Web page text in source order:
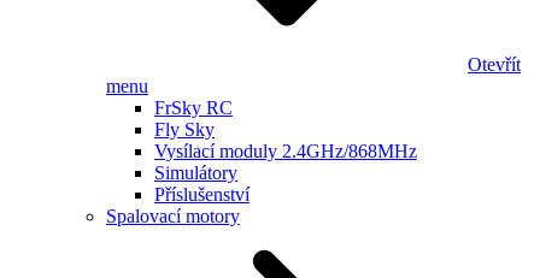
Otevřít
menu
FrSky RC
Fly Sky
Vysílací moduly 2.4GHz/868MHz
Simulátory
Příslušenství
Spalovací motory